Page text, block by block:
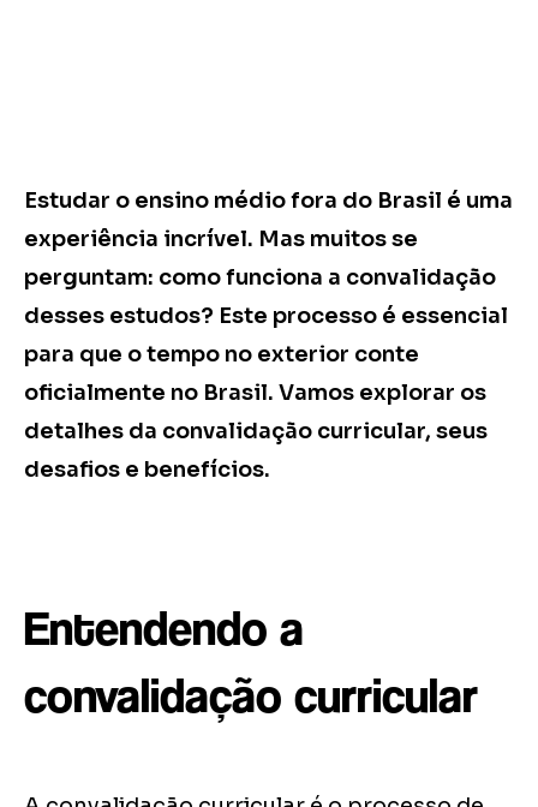
Estudar o ensino médio fora do Brasil é uma
experiência incrível. Mas muitos se
perguntam: como funciona a convalidação
desses estudos? Este processo é essencial
para que o tempo no exterior conte
oficialmente no Brasil. Vamos explorar os
detalhes da convalidação curricular, seus
desafios e benefícios.
Entendendo a
convalidação curricular